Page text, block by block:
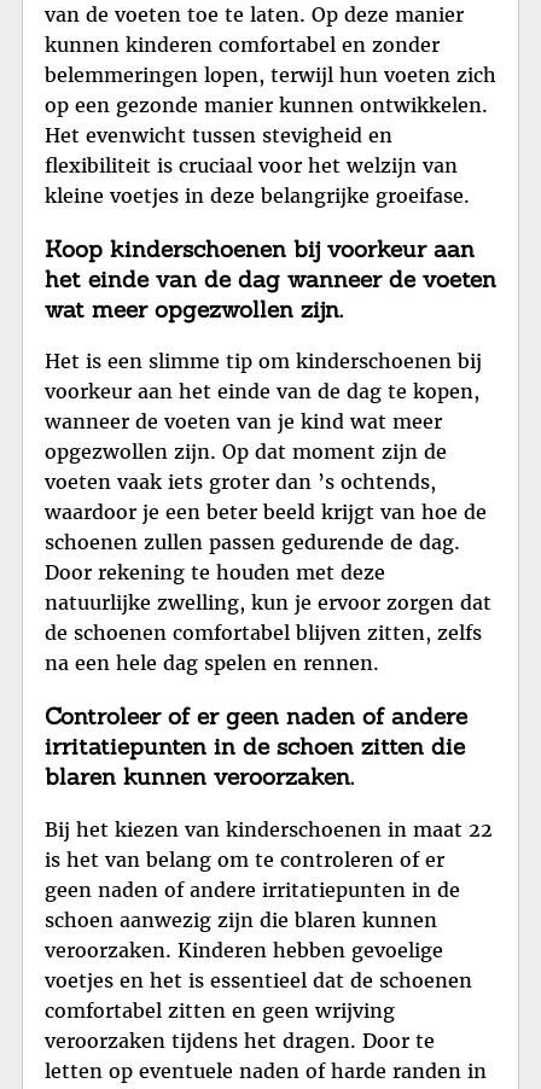
van de voeten toe te laten. Op deze manier
kunnen kinderen comfortabel en zonder
belemmeringen lopen, terwijl hun voeten zich
op een gezonde manier kunnen ontwikkelen.
Het evenwicht tussen stevigheid en
flexibiliteit is cruciaal voor het welzijn van
kleine voetjes in deze belangrijke groeifase.
Koop kinderschoenen bij voorkeur aan
het einde van de dag wanneer de voeten
wat meer opgezwollen zijn.
Het is een slimme tip om kinderschoenen bij
voorkeur aan het einde van de dag te kopen,
wanneer de voeten van je kind wat meer
opgezwollen zijn. Op dat moment zijn de
voeten vaak iets groter dan ’s ochtends,
waardoor je een beter beeld krijgt van hoe de
schoenen zullen passen gedurende de dag.
Door rekening te houden met deze
natuurlijke zwelling, kun je ervoor zorgen dat
de schoenen comfortabel blijven zitten, zelfs
na een hele dag spelen en rennen.
Controleer of er geen naden of andere
irritatiepunten in de schoen zitten die
blaren kunnen veroorzaken.
Bij het kiezen van kinderschoenen in maat 22
is het van belang om te controleren of er
geen naden of andere irritatiepunten in de
schoen aanwezig zijn die blaren kunnen
veroorzaken. Kinderen hebben gevoelige
voetjes en het is essentieel dat de schoenen
comfortabel zitten en geen wrijving
veroorzaken tijdens het dragen. Door te
letten op eventuele naden of harde randen in